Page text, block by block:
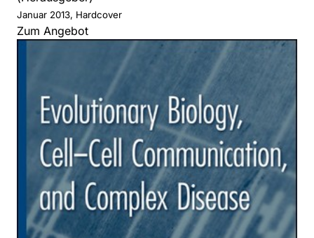
Januar 2013, Hardcover
Zum Angebot